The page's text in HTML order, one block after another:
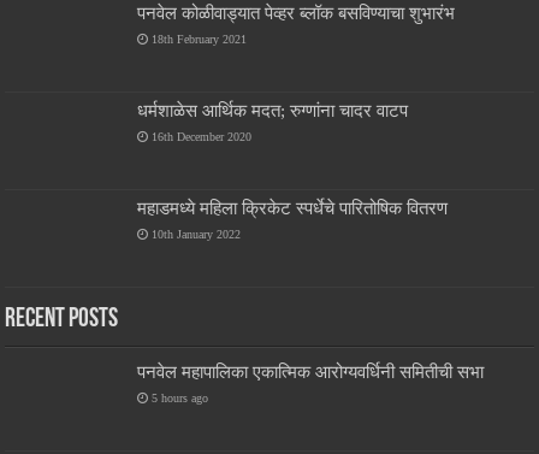
पनवेल कोळीवाड्यात पेव्हर ब्लॉक बसविण्याचा शुभारंभ
18th February 2021
धर्मशाळेस आर्थिक मदत; रुग्णांना चादर वाटप
16th December 2020
महाडमध्ये महिला क्रिकेट स्पर्धेचे पारितोषिक वितरण
10th January 2022
Recent Posts
पनवेल महापालिका एकात्मिक आरोग्यवर्धिनी समितीची सभा
5 hours ago